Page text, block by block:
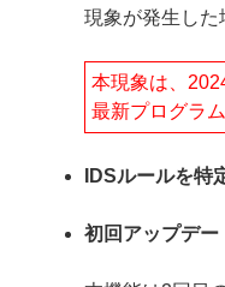
現象が発生し
本現象は、
最新プログラ
IDSルールを
初回アップデ